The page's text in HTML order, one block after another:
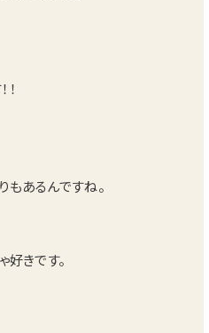
もあるんですね。
好きです。